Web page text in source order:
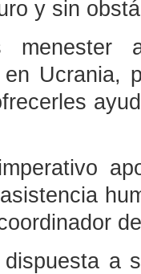
y sin
menester
en Ucrania,
a